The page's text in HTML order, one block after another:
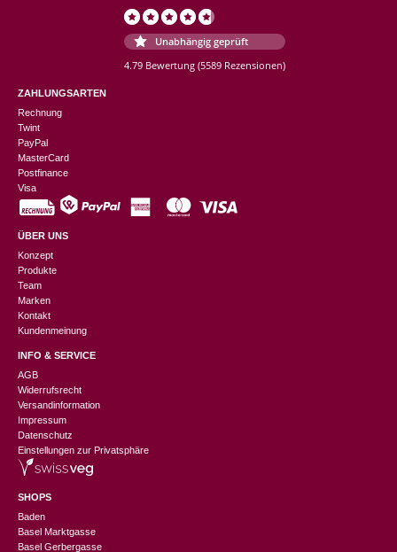
Unabhängig geprüft
4.79 Bewertung (5589 Rezensionen)
ZAHLUNGSARTEN
Rechnung
Twint
PayPal
MasterCard
Postfinance
Visa
ÜBER UNS
Konzept
Produkte
Team
Marken
Kontakt
Kundenmeinung
INFO & SERVICE
AGB
Widerrufsrecht
Versandinformation
Impressum
Datenschutz
Einstellungen zur Privatsphäre
SHOPS
Baden
Basel Marktgasse
Basel Gerbergasse